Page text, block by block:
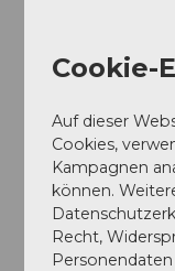
Kontaktdaten
Lamatrekking
6074Giswil
Cookie-
Auf dieser
Cookies,
Kampagnen
können.
Recht,